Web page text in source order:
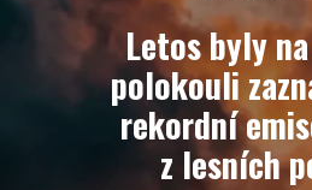
Letos byly
polokouli
rekordní
z lesních